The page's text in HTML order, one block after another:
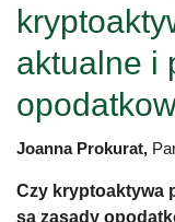
aktualne i
Joanna Prokurat,
Czy kryptoaktywa
są zasady